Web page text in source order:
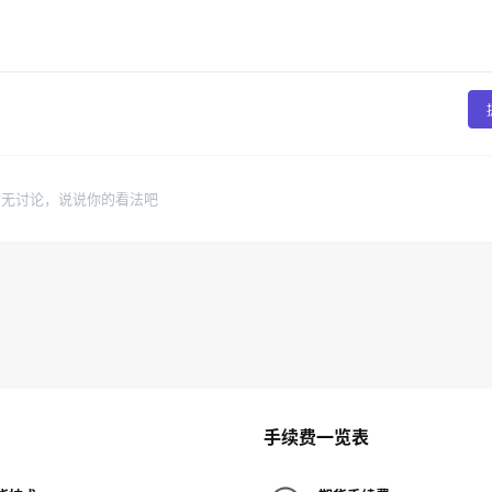
讨论，说说你的看法吧
手续费一览表